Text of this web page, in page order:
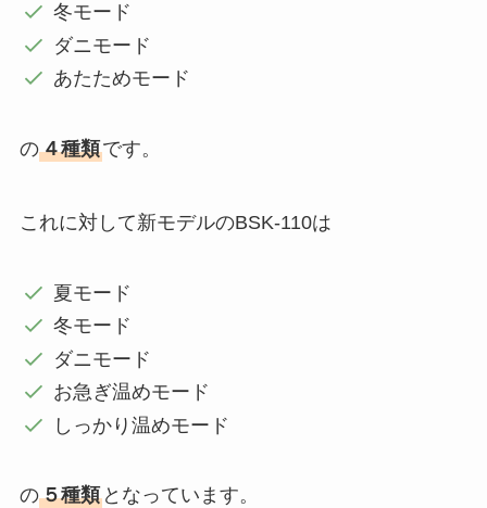
冬モード
ダニモード
あたためモード
の４種類です。
これに対して新モデルのBSK-110は
夏モード
冬モード
ダニモード
お急ぎ温めモード
しっかり温めモード
の５種類となっています。